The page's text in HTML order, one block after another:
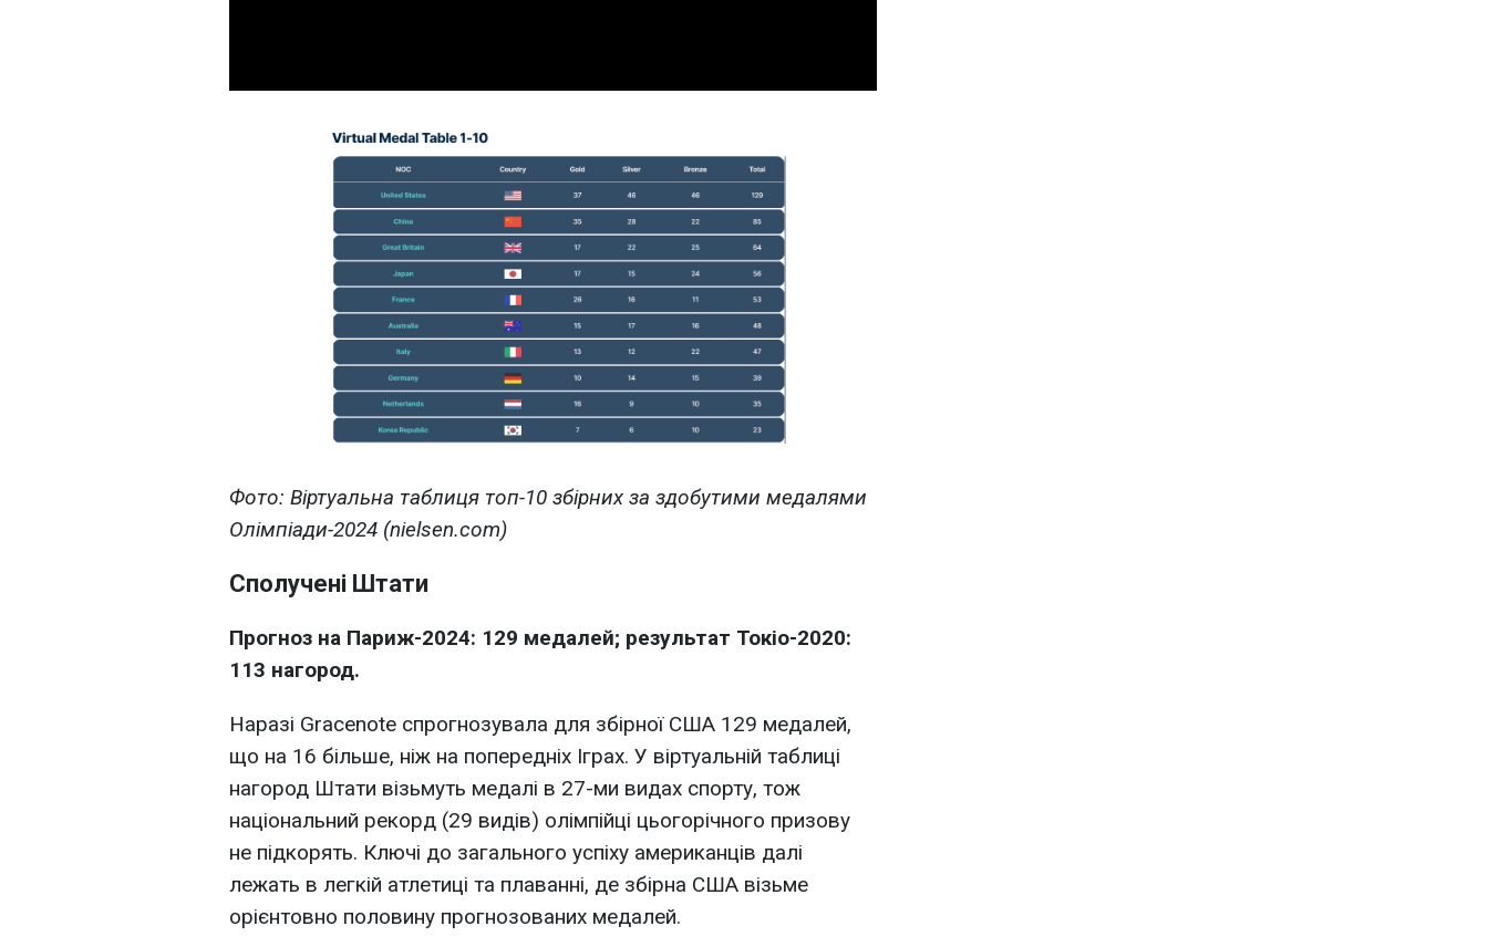
Фото: Віртуальна таблиця топ-10 збірних за здобутими медалями
Олімпіади-2024 (nielsen.com)
Сполучені Штати
Прогноз на Париж-2024: 129 медалей; результат Токіо-2020:
113 нагород.
Наразі Gracenote спрогнозувала для збірної США 129 медалей,
що на 16 більше, ніж на попередніх Іграх. У віртуальній таблиці
нагород Штати візьмуть медалі в 27-ми видах спорту, тож
національний рекорд (29 видів) олімпійці цьогорічного призову
не підкорять. Ключі до загального успіху американців далі
лежать в легкій атлетиці та плаванні, де збірна США візьме
орієнтовно половину прогнозованих медалей.